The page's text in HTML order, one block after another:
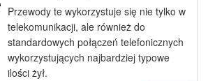
Przewody te wykorzystuje się nie tylko w
telekomunikacji, ale również do
standardowych połączeń telefonicznych
wykorzystujących najbardziej typowe
ilości żył.